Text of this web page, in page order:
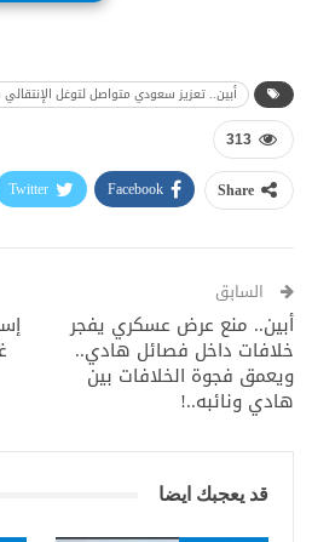
أبين.. تعزيز سعودي متواصل لتوغل
313
Share
Facebook
Twitter
السابق
أبين.. منع عرض عسكري يفجر
خلافات داخل فصائل هادي..
ويعمق فجوة الخلافات بين
هادي ونائبه..!
قد يعجبك ايضا